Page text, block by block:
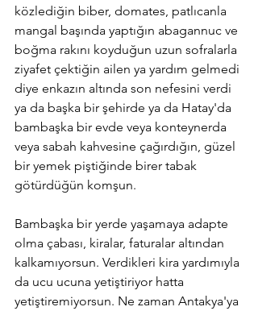
közlediğin biber, domates, patlıcanla
mangal başında yaptığın abagannuc ve
boğma rakını koyduğun uzun sofralarla
ziyafet çektiğin ailen ya yardım gelmedi
diye enkazın altında son nefesini verdi
ya da başka bir şehirde ya da Hatay'da
bambaşka bir evde veya konteynerda
veya sabah kahvesine çağırdığın, güzel
bir yemek piştiğinde birer tabak
götürdüğün komşun.
Bambaşka bir yerde yaşamaya adapte
olma çabası, kiralar, faturalar altından
kalkamıyorsun. Verdikleri kira yardımıyla
da ucu ucuna yetiştiriyor hatta
yetiştiremiyorsun. Ne zaman Antakya'ya